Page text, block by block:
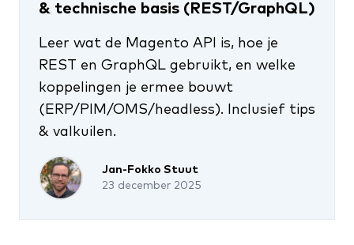
& technische basis (REST/GraphQL)
Leer wat de Magento API is, hoe je
REST en GraphQL gebruikt, en welke
koppelingen je ermee bouwt
(ERP/PIM/OMS/headless). Inclusief tips
& valkuilen.
Jan-Fokko Stuut
23 december 2025